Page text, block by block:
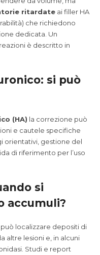
ritardate ai filler HA
che richiedono
dedicata. Un
è descritto in
si può
(HA) la correzione può
e cautele specifiche
orientativi, gestione del
di riferimento per l’uso
si
accumuli?
può localizzare depositi di
altre lesioni e, in alcuni
Studi e report